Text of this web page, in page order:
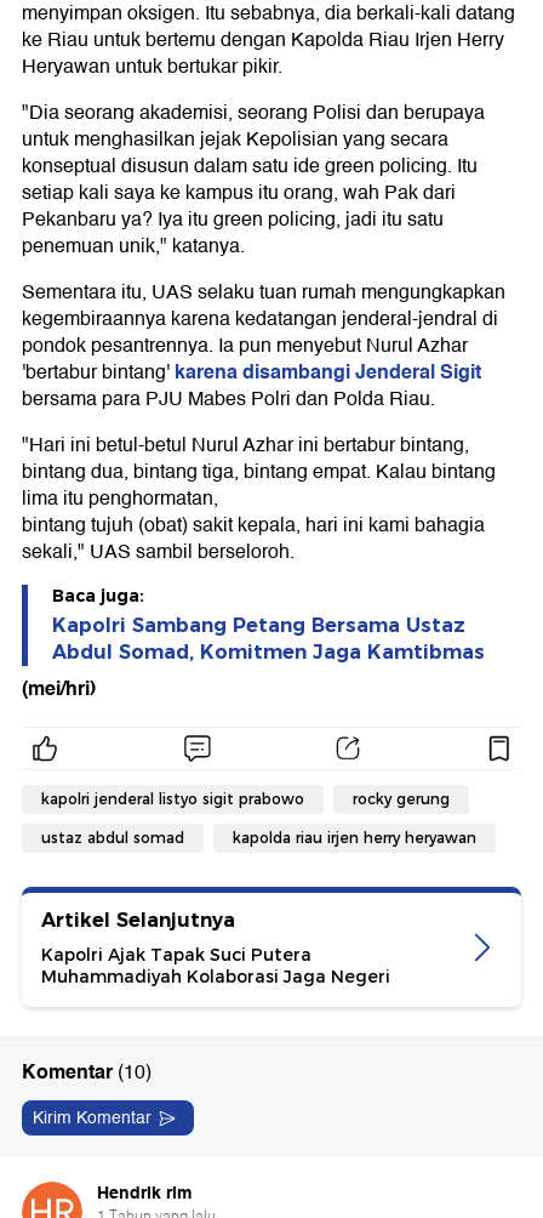
menyimpan oksigen. Itu sebabnya, dia berkali-kali datang
ke Riau untuk bertemu dengan Kapolda Riau Irjen Herry
Heryawan untuk bertukar pikir.
"Dia seorang akademisi, seorang Polisi dan berupaya
untuk menghasilkan jejak Kepolisian yang secara
konseptual disusun dalam satu ide green policing. Itu
setiap kali saya ke kampus itu orang, wah Pak dari
Pekanbaru ya? Iya itu green policing, jadi itu satu
penemuan unik," katanya.
Sementara itu, UAS selaku tuan rumah mengungkapkan
kegembiraannya karena kedatangan jenderal-jendral di
pondok pesantrennya. Ia pun menyebut Nurul Azhar
'bertabur bintang'karena disambangi Jenderal Sigit
bersama para PJU Mabes Polri dan Polda Riau.
"Hari ini betul-betul Nurul Azhar ini bertabur bintang,
bintang dua, bintang tiga, bintang empat. Kalau bintang
lima itu penghormatan,
bintang tujuh (obat) sakit kepala, hari ini kami bahagia
sekali," UAS sambil berseloroh.
Baca juga:
Kapolri Sambang Petang Bersama Ustaz
Abdul Somad, Komitmen Jaga Kamtibmas
(mei/hri)
kapolri jenderal listyo sigit prabowo rocky gerung
ustaz abdul somad kapolda riau irjen herry heryawan
Artikel Selanjutnya
Kapolri Ajak Tapak Suci Putera
Muhammadiyah Kolaborasi Jaga Negeri